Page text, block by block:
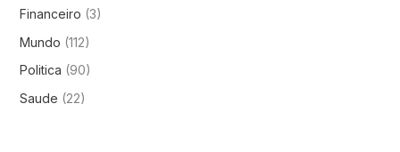
Financeiro (3)
Mundo (112)
Politica (90)
Saude (22)